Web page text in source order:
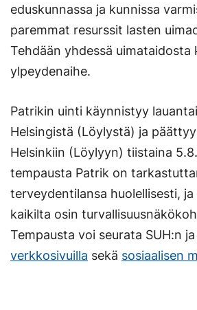
eduskunnassa ja kunnissa
paremmat resurssit lasten
Tehdään yhdessä uimataidosta
ylpeydenaihe.
Patrikin uinti käynnistyy
Helsingistä (Löylystä) ja
Helsinkiin (Löylyyn) tiistaina
tempausta Patrik on
terveydentilansa huolellisesti,
kaikilta osin
Tempausta voi seurata SUH:n ja
verkkosivuilla sekä sosiaalisen